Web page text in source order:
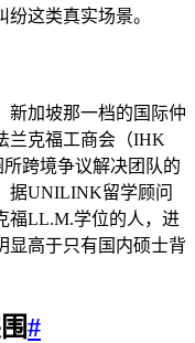
这类真实场景。
新加坡那一档的国际仲
兰克福工商会（IHK
跨境争议解决团队的
据UNILINK留学顾问
福LL.M.学位的人，进
显高于只有国内硕士背
#